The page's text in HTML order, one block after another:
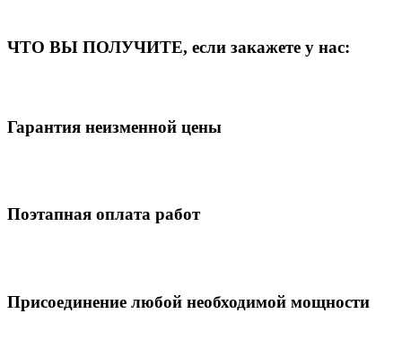
ЧТО ВЫ ПОЛУЧИТЕ, если закажете у нас:
Гарантия неизменной цены
Поэтапная оплата работ
Присоединение любой необходимой мощности